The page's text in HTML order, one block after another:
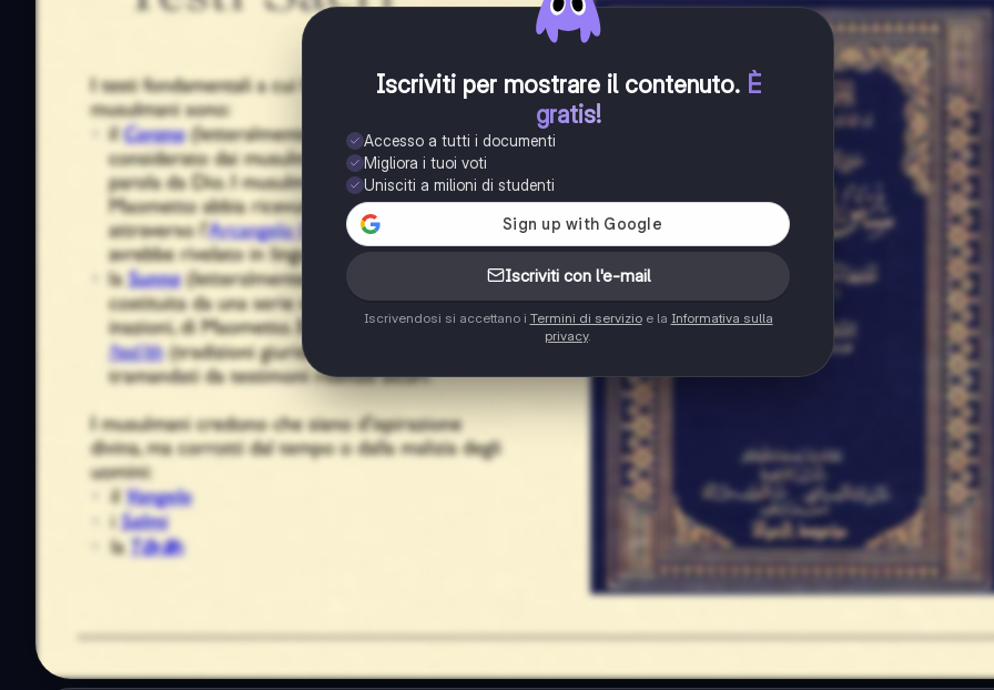
Iscriviti per mostrare il contenuto. È
gratis!
Accesso a tutti i documenti
Migliora i tuoi voti
Unisciti a milioni di studenti
Iscriviti con l'e-mail
Iscrivendosi si accettano i Termini di servizioe la Informativa sulla
privacy.